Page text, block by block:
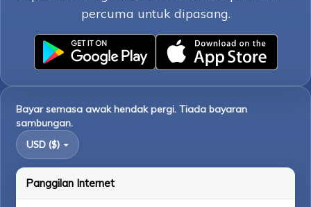
percuma untuk dipasang.
Bayar semasa awak hendak pergi. Tiada bayaran
sambungan.
USD ($)
Panggilan Internet